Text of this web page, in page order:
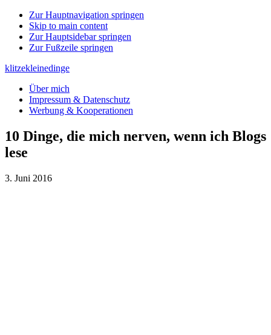
Zur Hauptnavigation springen
Skip to main content
Zur Hauptsidebar springen
Zur Fußzeile springen
klitzekleinedinge
Über mich
Impressum & Datenschutz
Werbung & Kooperationen
10 Dinge, die mich nerven, wenn ich Blogs
lese
3. Juni 2016